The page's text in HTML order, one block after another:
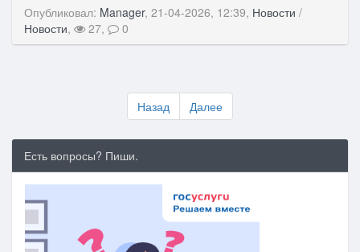
Опубликовал: Manager, 21-04-2026, 12:39, Новости /
Новости, 27, 0
Назад Далее
Есть вопросы? Пиши.